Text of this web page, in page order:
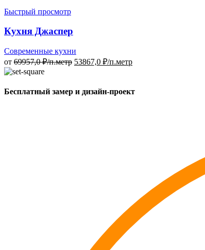
Быстрый просмотр
Кухня Джаспер
Современные кухни
от 69957,0₽/п.метр 53867,0 ₽/п.метр
Бесплатный замер и дизайн-проект